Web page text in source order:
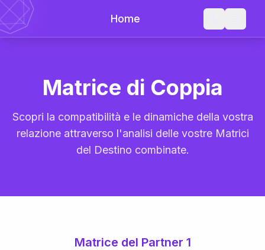
Home
Matrice di Coppia
Scopri la compatibilità e le dinamiche della vostra
relazione attraverso l'analisi delle vostre Matrici
del Destino combinate.
Matrice del Partner 1